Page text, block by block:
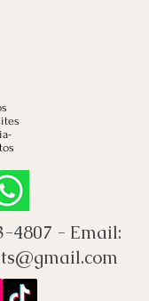
4807 - Email: